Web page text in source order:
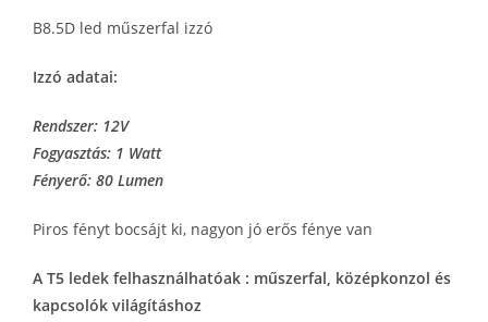
B8.5D led műszerfal izzó
Izzó adatai:
Rendszer: 12V
Fogyasztás: 1 Watt
Fényerő: 80 Lumen
Piros fényt bocsájt ki, nagyon jó erős fénye van
A T5 ledek felhasználhatóak : műszerfal, középkonzol és
kapcsolók világításhoz